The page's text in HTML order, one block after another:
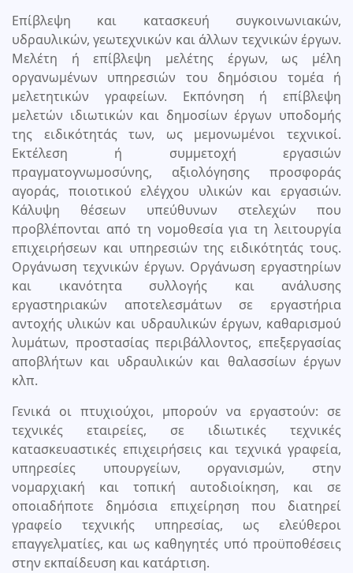
Επίβλεψη και κατασκευή συγκοινωνιακών,
υδραυλικών, γεωτεχνικών και άλλων τεχνικών έργων.
Μελέτη ή επίβλεψη μελέτης έργων, ως μέλη
οργανωμένων υπηρεσιών του δημόσιου τομέα ή
μελετητικών γραφείων. Εκπόνηση ή επίβλεψη
μελετών ιδιωτικών και δημοσίων έργων υποδομής
της ειδικότητάς των, ως μεμονωμένοι τεχνικοί.
Εκτέλεση ή συμμετοχή εργασιών
πραγματογνωμοσύνης, αξιολόγησης προσφοράς
αγοράς, ποιοτικού ελέγχου υλικών και εργασιών.
Κάλυψη θέσεων υπεύθυνων στελεχών που
προβλέπονται από τη νομοθεσία για τη λειτουργία
επιχειρήσεων και υπηρεσιών της ειδικότητάς τους.
Οργάνωση τεχνικών έργων. Οργάνωση εργαστηρίων
και ικανότητα συλλογής και ανάλυσης
εργαστηριακών αποτελεσμάτων σε εργαστήρια
αντοχής υλικών και υδραυλικών έργων, καθαρισμού
λυμάτων, προστασίας περιβάλλοντος, επεξεργασίας
αποβλήτων και υδραυλικών και θαλασσίων έργων
κλπ.
Γενικά οι πτυχιούχοι, μπορούν να εργαστούν: σε
τεχνικές εταιρείες, σε ιδιωτικές τεχνικές
κατασκευαστικές επιχειρήσεις και τεχνικά γραφεία,
υπηρεσίες υπουργείων, οργανισμών, στην
νομαρχιακή και τοπική αυτοδιοίκηση, και σε
οποιαδήποτε δημόσια επιχείρηση που διατηρεί
γραφείο τεχνικής υπηρεσίας, ως ελεύθεροι
επαγγελματίες, και ως καθηγητές υπό προϋποθέσεις
στην εκπαίδευση και κατάρτιση.